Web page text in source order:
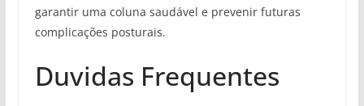
garantir uma coluna saudável e prevenir futuras
complicações posturais.
Duvidas Frequentes